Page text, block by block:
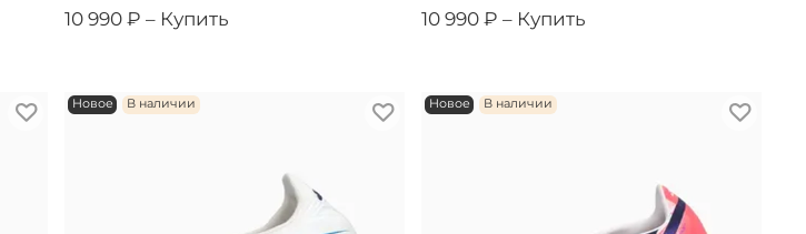
10 990 ₽ – Купить
10 990 ₽ – Купить
Новое В наличии Новое В наличии